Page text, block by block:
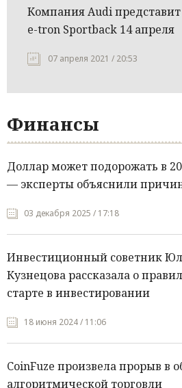
Компания Audi
e-tron Sportback 14 апреля
07 апреля 2021 / 20:53
Финансы
Доллар может подорожать в
— эксперты объяснили
03 декабря 2025 / 17:18
Инвестиционный советник
Кузнецова рассказала о
старте в инвестировании
18 июня 2024 / 11:06
CoinFuze произвела прорыв в
алгоритмической торговли